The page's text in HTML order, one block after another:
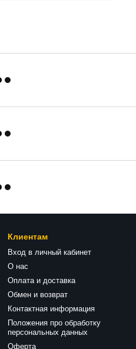
Клиентам
Вход в личный кабинет
О нас
Оплата и доставка
Обмен и возврат
Контактная информация
Положения про обработку
персональных данных
Оферта